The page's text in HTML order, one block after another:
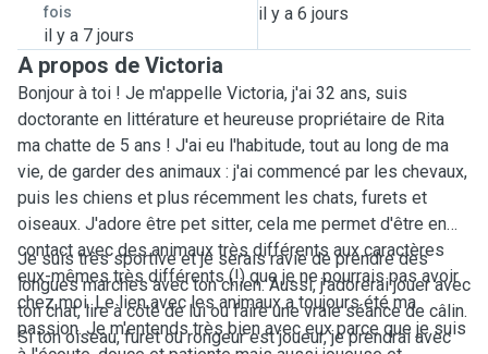
fois
il y a 7 jours
il y a 6 jours
A propos de Victoria
Bonjour à toi ! Je m'appelle Victoria, j'ai 32 ans, suis
doctorante en littérature et heureuse propriétaire de Rita
ma chatte de 5 ans ! J'ai eu l'habitude, tout au long de ma
vie, de garder des animaux : j'ai commencé par les chevaux,
puis les chiens et plus récemment les chats, furets et
oiseaux. J'adore être pet sitter, cela me permet d'être en
contact avec des animaux très différents aux caractères
eux-mêmes très différents (!) que je ne pourrais pas avoir
chez moi. Le lien avec les animaux a toujours été ma
passion. Je m'entends très bien avec eux parce que je suis
Je suis très sportive et je serais ravie de prendre des
longues marches avec ton chien. Aussi, j'adorerai jouer avec
ton chat, lire à côté de lui ou faire une vraie séance de câlin.
Si ton oiseau, furet ou rongeur est joueur, je prendrai avec